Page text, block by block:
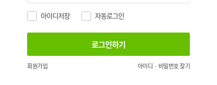
아이디저장 자동로그인
회원가입 아이디 · 비밀번호 찾기